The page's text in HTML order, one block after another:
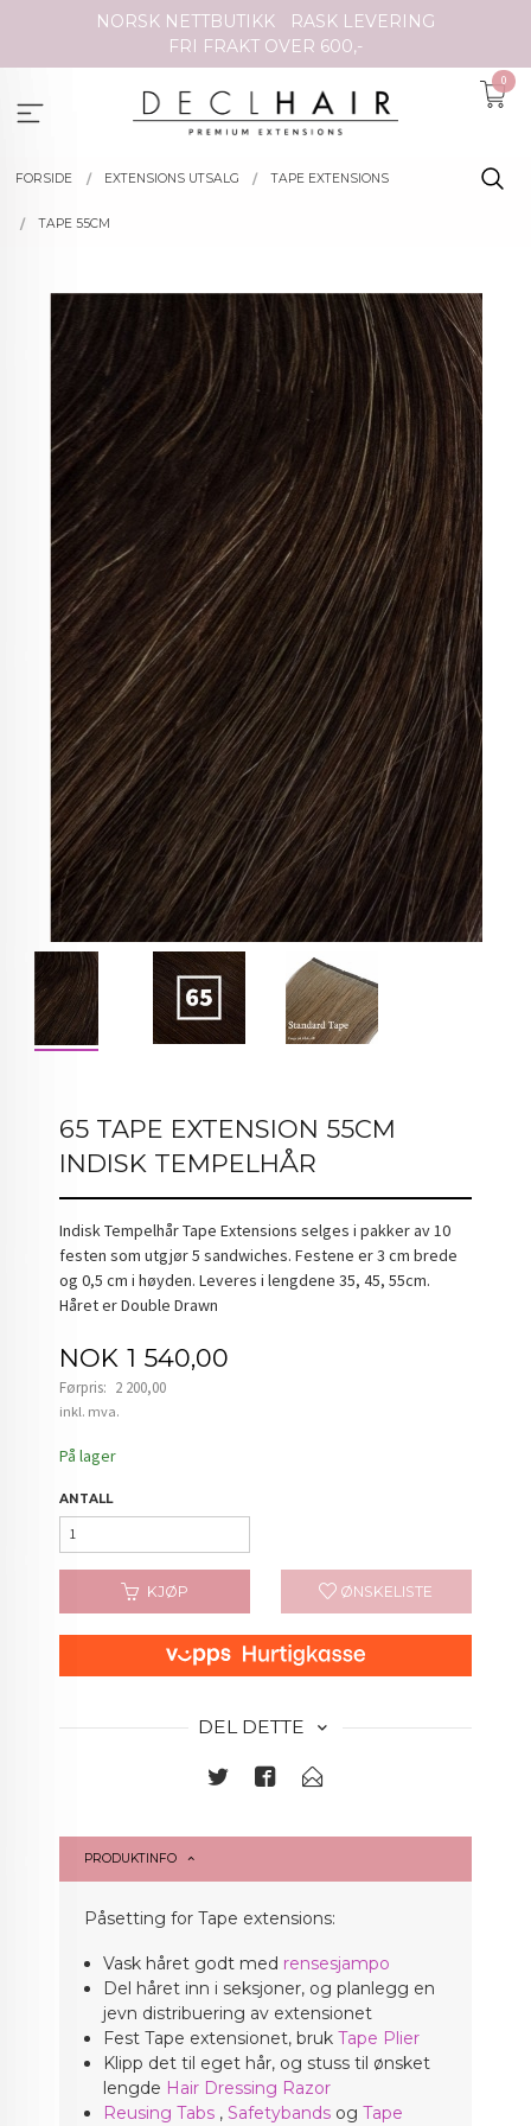
NORSK NETTBUTIKK
RASK LEVERING
FRI FRAKT OVER 600,-
0
FORSIDE EXTENSIONS UTSALG TAPE EXTENSIONS
TAPE 55CM
65 TAPE EXTENSION 55CM
INDISK TEMPELHÅR
Indisk Tempelhår Tape Extensions selges i pakker av 10
festen som utgjør 5 sandwiches. Festene er 3 cm brede
og 0,5 cm i høyden. Leveres i lengdene 35, 45, 55cm.
Håret er Double Drawn
Tilbud
NOK 1 540,00
Førpris: 2 200,00
Rabatt
inkl. mva.
På lager
ANTALL
KJØP ØNSKELISTE
DEL DETTE
PRODUKTINFO
Påsetting for Tape extensions:
Vask håret godt med rensesjampo
Del håret inn i seksjoner, og planlegg en
jevn distribuering av extensionet
Fest Tape extensionet, bruk Tape Plier
Klipp det til eget hår, og stuss til ønsket
lengde Hair Dressing Razor
Reusing Tabs, Safetybandsog Tape